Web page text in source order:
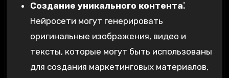
Создание уникального контента⁚
Нейросети могут генерировать
оригинальные изображения‚ видео и
тексты‚ которые могут быть использованы
для создания маркетинговых материалов‚